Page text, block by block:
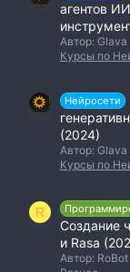
агентов
Автор: Glava
Курсы по
Нейросети
(2024)
Автор: Glava
Курсы по
R
Создание
и Rasa
Автор: RoBot